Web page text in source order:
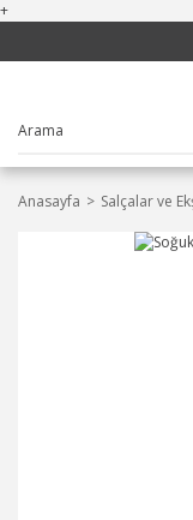
+
Anasayfa Salçalar ve